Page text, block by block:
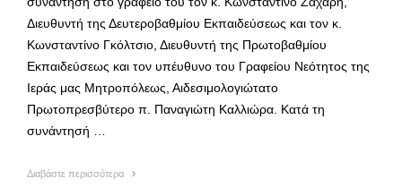
Διευθυντή της Δευτεροβαθμίου Εκπαιδεύσεως και τον κ.
Κωνσταντίνο Γκόλτσιο, Διευθυντή της Πρωτοβαθμίου
Εκπαιδεύσεως και τον υπέυθυνο του Γραφείου Νεότητος της
Ιεράς μας Μητροπόλεως, Αιδεσιμολογιώτατο
Πρωτοπρεσβύτερο π. Παναγιώτη Καλλιώρα. Κατά τη
συνάντησή …
Διαβάστε περισσότερα